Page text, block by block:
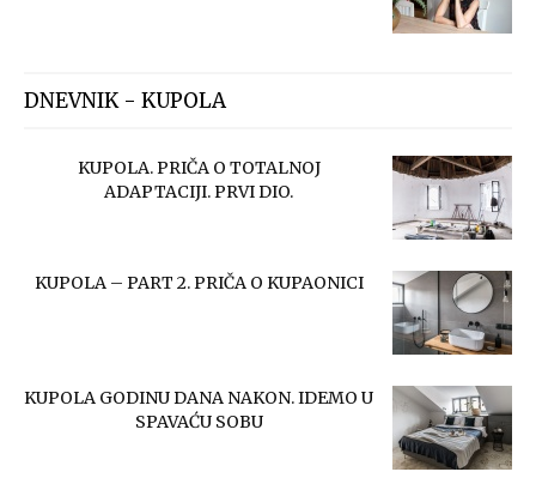
DNEVNIK - KUPOLA
KUPOLA. PRIČA O TOTALNOJ
ADAPTACIJI. PRVI DIO.
KUPOLA – PART 2. PRIČA O KUPAONICI
KUPOLA GODINU DANA NAKON. IDEMO U
SPAVAĆU SOBU